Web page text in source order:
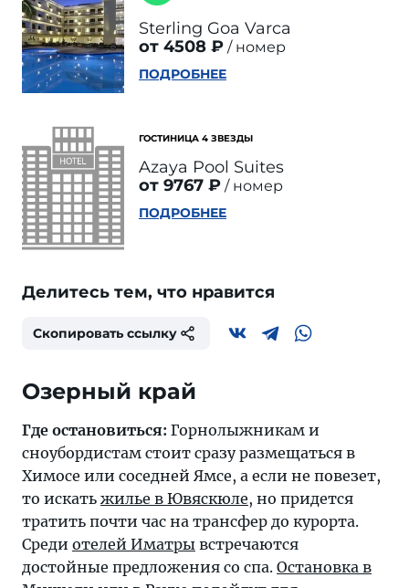
Sterling Goa Varca
от 4508 ₽
номер
ПОДРОБНЕЕ
ГОСТИНИЦА 4 ЗВЕЗДЫ
Azaya Pool Suites
от 9767 ₽
номер
ПОДРОБНЕЕ
Делитесь тем, что нравится
Скопировать ссылку
Где остановиться: Горнолыжникам и
сноубордистам стоит сразу размещаться в
Химосе или соседней Ямсе, а если не повезет,
то искать жилье в Ювяскюле, но придется
тратить почти час на трансфер до курорта.
Среди отелей Иматры встречаются
достойные предложения со спа. Остановка в